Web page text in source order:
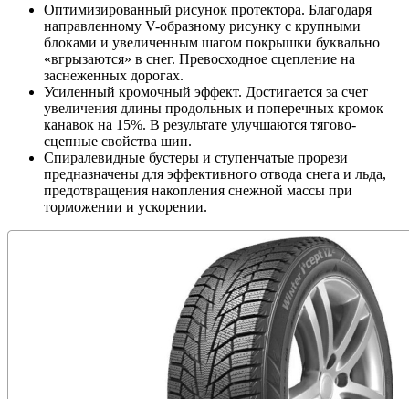
Оптимизированный рисунок протектора. Благодаря
направленному V-образному рисунку с крупными
блоками и увеличенным шагом покрышки буквально
«вгрызаются» в снег. Превосходное сцепление на
заснеженных дорогах.
Усиленный кромочный эффект. Достигается за счет
увеличения длины продольных и поперечных кромок
канавок на 15%. В результате улучшаются тягово-
сцепные свойства шин.
Спиралевидные бустеры и ступенчатые прорези
предназначены для эффективного отвода снега и льда,
предотвращения накопления снежной массы при
торможении и ускорении.